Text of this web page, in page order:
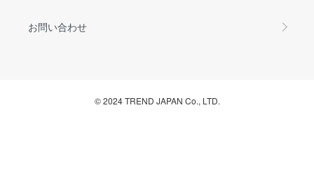
お問い合わせ
© 2024 TREND JAPAN Co., LTD.